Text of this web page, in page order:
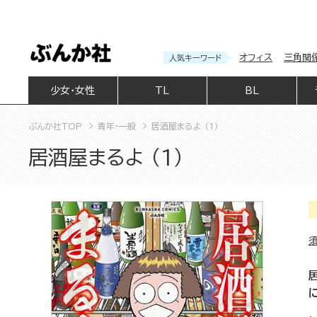
人気キーワード オフィス 三角関
少女・女性 BL
ぶんか社TOP 青年・一般 居酒屋まるよ （1）
居酒屋まるよ （1）